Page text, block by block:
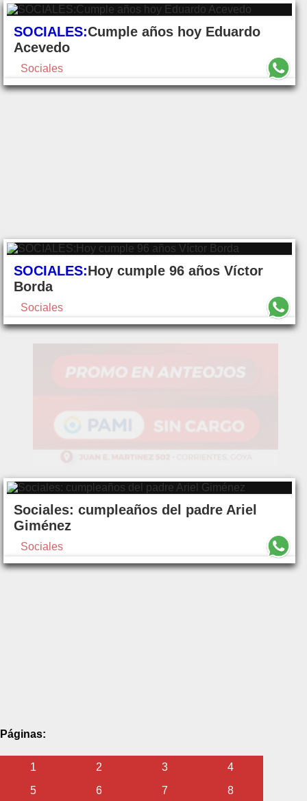
SOCIALES:Cumple años hoy Eduardo
Acevedo
Sociales
SOCIALES:Hoy cumple 96 años Víctor
Borda
Sociales
Sociales: cumpleaños del padre Ariel
Giménez
Sociales
Páginas:
1 2 3
4
5
6 7 8